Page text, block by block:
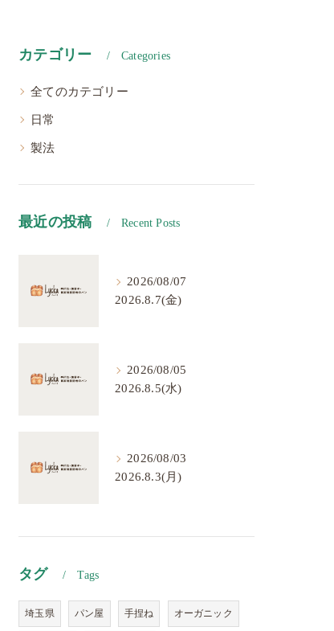
カテゴリー Categories
全てのカテゴリー
日常
製法
最近の投稿 Recent Posts
2026/08/07
2026.8.7(金)
2026/08/05
2026.8.5(水)
2026/08/03
2026.8.3(月)
タグ Tags
埼玉県 パン屋 手捏ね オーガニック